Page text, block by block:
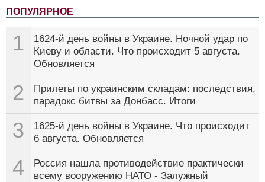
ПОПУЛЯРНОЕ
1
1624-й день войны в Украине. Ночной удар по
Киеву и области. Что происходит 5 августа.
Обновляется
2
Прилеты по украинским складам: последствия,
парадокс битвы за Донбасс. Итоги
3
1625-й день войны в Украине. Что происходит
6 августа. Обновляется
4
Россия нашла противодействие практически
всему вооружению НАТО - Залужный